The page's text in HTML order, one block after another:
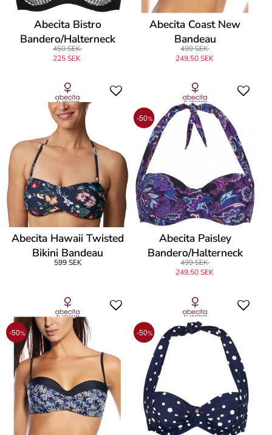
Abecita Bistro
Bandero/Halterneck
450 SEK
225 SEK
Abecita Coast New
Bandeau
499 SEK
249,50 SEK
Abecita Hawaii Twisted
Bikini Bandeau
599 SEK
-50%
Abecita Paisley
Bandero/Halterneck
499 SEK
249,50 SEK
-50% -50%